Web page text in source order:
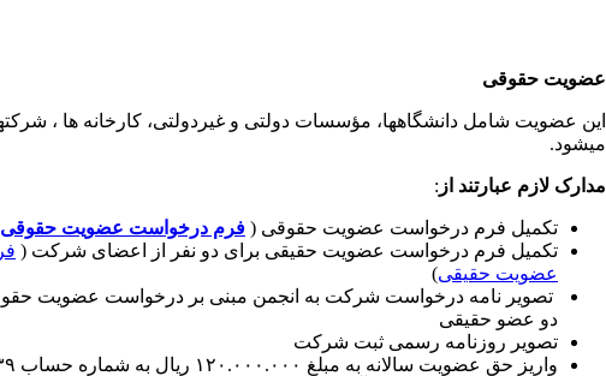
عضویت حقوقی
این عضویت شامل دانشگاهها، مؤسسات دولتی و غیردولتی، کارخانه ها ،
میشود.
مدارک لازم عبارتند از :
تکمیل فرم درخواست عضویت حقوقی ( فرم درخواست عضویت حقوقی
تکمیل فرم درخواست عضویت حقیقی برای دو نفر از اعضای شرکت (
عضویت حقیقی)
تصویر نامه درخواست شرکت به انجمن مبنی بر درخواست عضویت
دو عضو حقیقی
تصویر روزنامه رسمی ثبت شرکت
واریز